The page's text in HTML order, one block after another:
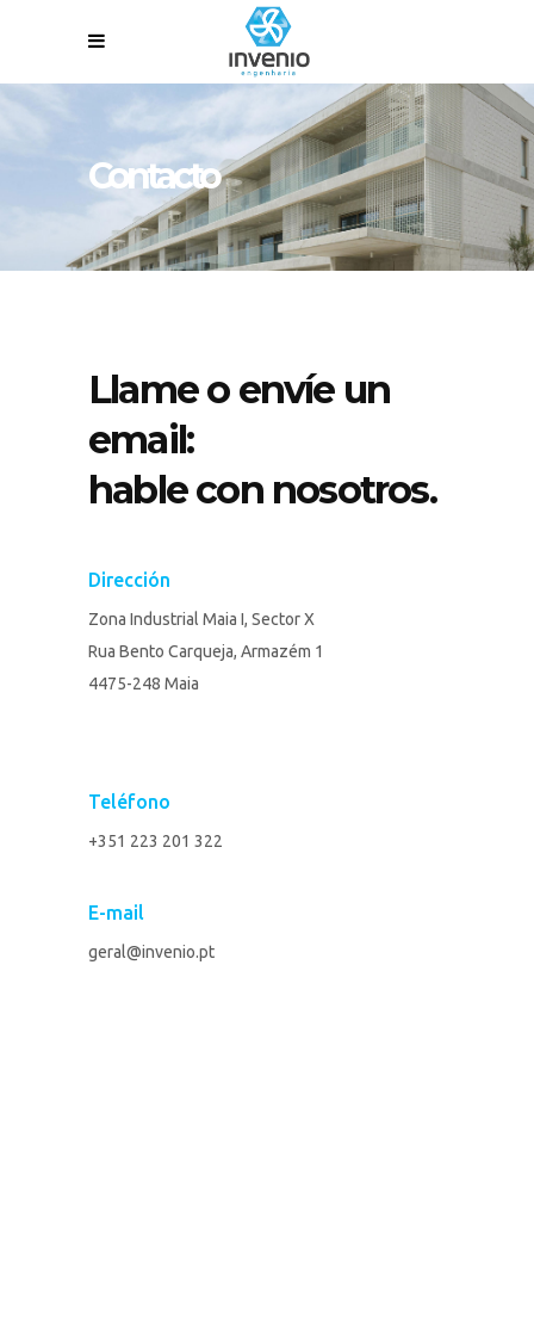
Contacto
Llame o envíe un
email:
hable con nosotros.
Dirección
Zona Industrial Maia I, Sector X
Rua Bento Carqueja, Armazém 1
4475-248 Maia
Teléfono
+351 223 201 322
E-mail
geral@invenio.pt